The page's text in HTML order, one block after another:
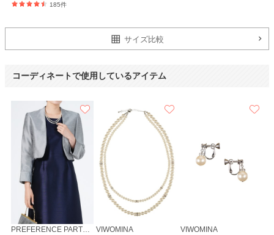
185件
サイズ比較
コーディネートで使用しているアイテム
PREFERENCE PARTY'S VIWOMINA VIWOMINA